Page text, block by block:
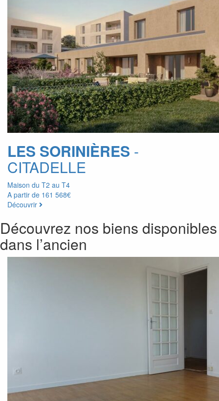
LES SORINIÈRES -
CITADELLE
Maison du T2 au T4
A partir de 161 568€
Découvrir
Découvrez nos biens disponibles
dans l’ancien